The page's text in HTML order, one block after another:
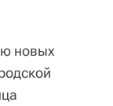
новых